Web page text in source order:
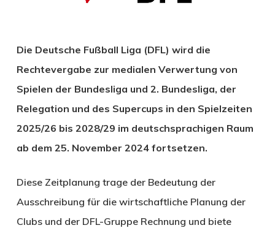
Die Deutsche Fußball Liga (DFL) wird die
Rechtevergabe zur medialen Verwertung von
Spielen der Bundesliga und 2. Bundesliga, der
Relegation und des Supercups in den Spielzeiten
2025/26 bis 2028/29 im deutschsprachigen Raum
ab dem 25. November 2024 fortsetzen.
Diese Zeitplanung trage der Bedeutung der
Ausschreibung für die wirtschaftliche Planung der
Clubs und der DFL-Gruppe Rechnung und biete